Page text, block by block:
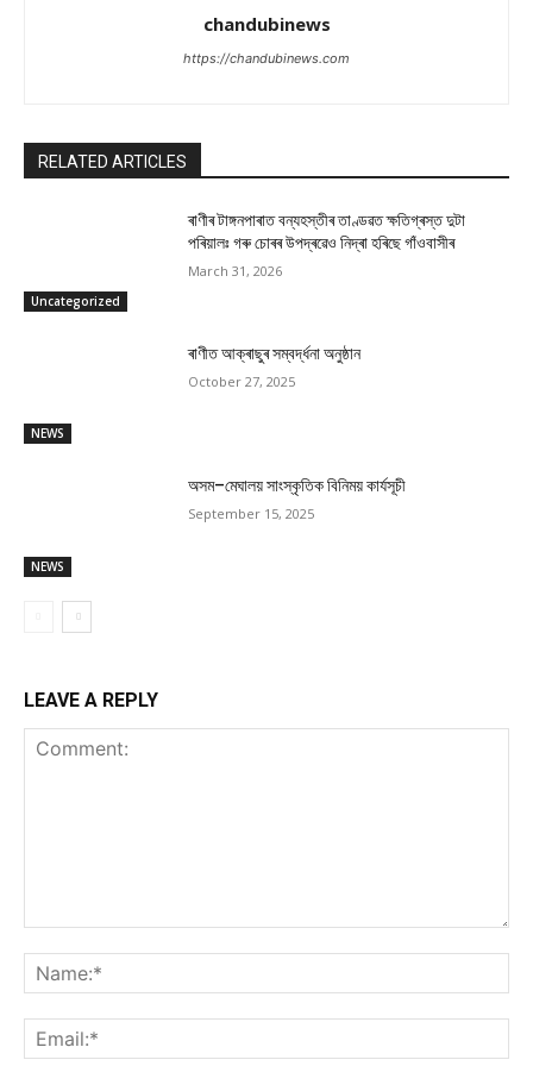
chandubinews
https://chandubinews.com
RELATED ARTICLES
Uncategorized
ৰাণীৰ টাঙ্গনপাৰাত বন্যহস্তীৰ তাণ্ডৱত ক্ষতিগ্ৰস্ত দুটা
পৰিয়ালঃ গৰু চোৰৰ উপদ্ৰৱেও নিদ্ৰা হৰিছে গাঁওবাসীৰ
March 31, 2026
NEWS
ৰাণীত আক্ৰাছুৰ সম্বৰ্দ্ধনা অনুষ্ঠান
October 27, 2025
NEWS
অসম–মেঘালয় সাংস্কৃতিক বিনিময় কাৰ্যসূচী
September 15, 2025
LEAVE A REPLY